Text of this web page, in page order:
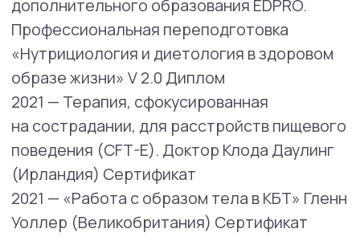
взрослых и детей. Защиринская
О.В.Удостоверение
2019 — Ассоциация КБТ Центр когнитивной
терапии Основы КБТ Сертификат
2019 — DBT воркшоп Mw.dr. L.M.C. van den
Bosch Сертификат
2018 — АСТ (Павлов) Сертификат
2017 — 2018 «Мнимые тела, подлинные
сущности» (Николь Шнаккенберг /
Фомичева) Сертификат
2018 — «Образ тела: от ограничений
к свободе» (Фомичева) Сертификат
2018 — Сenter for Constextual Behavioral
Therapy. Терапия принятия